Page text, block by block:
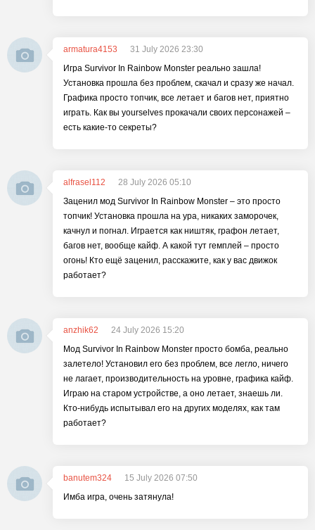
armatura4153
31 July 2026 23:30
Игра Survivor In Rainbow Monster реально зашла!
Установка прошла без проблем, скачал и сразу же начал.
Графика просто топчик, все летает и багов нет, приятно
играть. Как вы yourselves прокачали своих персонажей –
есть какие-то секреты?
alfrasel112
28 July 2026 05:10
Заценил мод Survivor In Rainbow Monster – это просто
топчик! Установка прошла на ура, никаких заморочек,
качнул и погнал. Играется как ништяк, графон летает,
багов нет, вообще кайф. А какой тут гемплей – просто
огонь! Кто ещё заценил, расскажите, как у вас движок
работает?
anzhik62
24 July 2026 15:20
Мод Survivor In Rainbow Monster просто бомба, реально
залетело! Установил его без проблем, все легло, ничего
не лагает, производительность на уровне, графика кайф.
Играю на старом устройстве, а оно летает, знаешь ли.
Кто-нибудь испытывал его на других моделях, как там
работает?
banutem324
15 July 2026 07:50
Имба игра, очень затянула!